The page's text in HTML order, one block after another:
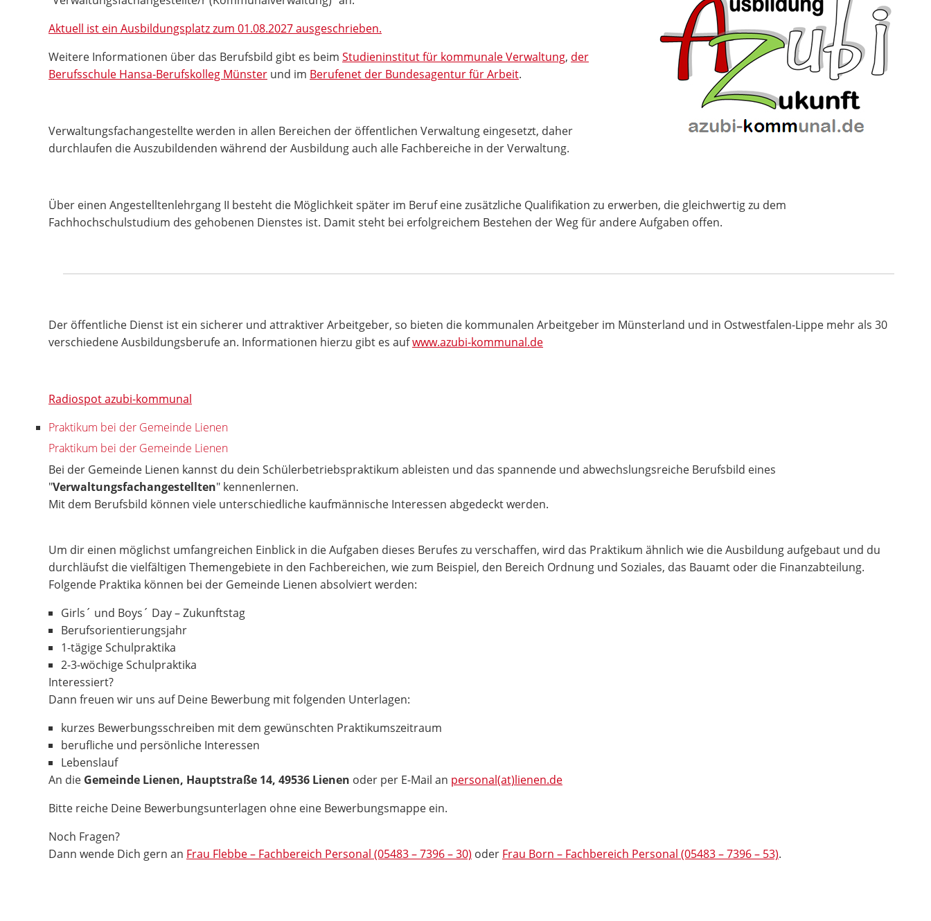
Aktuell ist ein Ausbildungsplatz zum 01.08.2027 ausgeschrieben.
Weitere Informationen über das Berufsbild gibt es beim Studieninstitut für kommunale Verwaltung, der
Berufsschule Hansa-Berufskolleg Münster und im Berufenet der Bundesagentur für Arbeit.
Verwaltungsfachangestellte werden in allen Bereichen der öffentlichen Verwaltung eingesetzt, daher
durchlaufen die Auszubildenden während der Ausbildung auch alle Fachbereiche in der Verwaltung.
Über einen Angestelltenlehrgang II besteht die Möglichkeit später im Beruf eine zusätzliche Qualifikation zu erwerben, die gleichwertig zu dem
Fachhochschulstudium des gehobenen Dienstes ist. Damit steht bei erfolgreichem Bestehen der Weg für andere Aufgaben offen.
Der öffentliche Dienst ist ein sicherer und attraktiver Arbeitgeber, so bieten die kommunalen Arbeitgeber im Münsterland und in Ostwestfalen-Lippe mehr als 30
verschiedene Ausbildungsberufe an. Informationen hierzu gibt es aufwww.azubi-kommunal.de
Radiospot azubi-kommunal
Praktikum bei der Gemeinde Lienen
Praktikum bei der Gemeinde Lienen
Bei der Gemeinde Lienen kannst du dein Schülerbetriebspraktikum ableisten und das spannende und abwechslungsreiche Berufsbild eines
"Verwaltungsfachangestellten" kennenlernen.
Mit dem Berufsbild können viele unterschiedliche kaufmännische Interessen abgedeckt werden.
Um dir einen möglichst umfangreichen Einblick in die Aufgaben dieses Berufes zu verschaffen, wird das Praktikum ähnlich wie die Ausbildung aufgebaut und du
durchläufst die vielfältigen Themengebiete in den Fachbereichen, wie zum Beispiel, den Bereich Ordnung und Soziales, das Bauamt oder die Finanzabteilung.
Folgende Praktika können bei der Gemeinde Lienen absolviert werden:
Girls´ und Boys´ Day – Zukunftstag
Berufsorientierungsjahr
1-tägige Schulpraktika
2-3-wöchige Schulpraktika
Interessiert?
Dann freuen wir uns auf Deine Bewerbung mit folgenden Unterlagen:
kurzes Bewerbungsschreiben mit dem gewünschten Praktikumszeitraum
berufliche und persönliche Interessen
Lebenslauf
An die Gemeinde Lienen, Hauptstraße 14, 49536 Lienen oder per E-Mail an personal(at)lienen.de
Bitte reiche Deine Bewerbungsunterlagen ohne eine Bewerbungsmappe ein.
Noch Fragen?
Dann wende Dich gern an Frau Flebbe – Fachbereich Personal (05483 – 7396 – 30) oder Frau Born – Fachbereich Personal (05483 – 7396 – 53).